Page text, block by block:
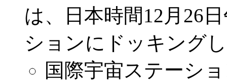
は、日本時間12月26
ションにドッキング
国際宇宙ステーシ